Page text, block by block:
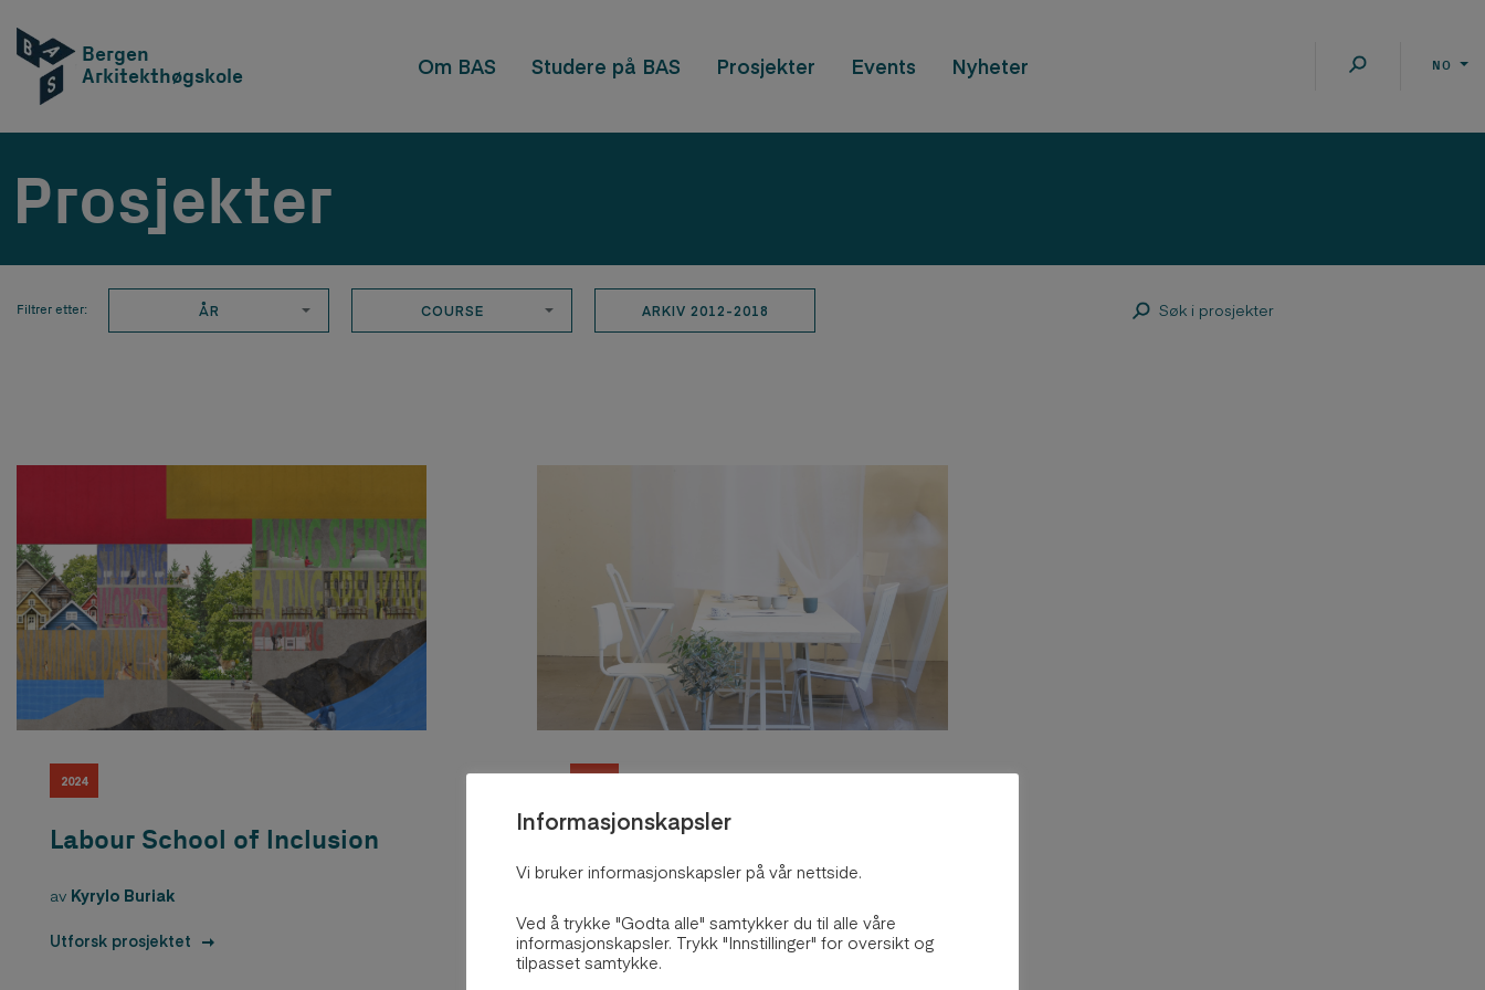
Bergen
Arkitekthøgskole
Om BAS Studere på BAS Prosjekter Events Nyheter NO
Prosjekter
Filtrer etter: ÅR COURSE ARKIV 2012-2018
2024
Labour School of lnclusion
av Kyrylo Buriak
Utforsk prosjektet
On the threshold
Utforsk prosjektet
Informasjonskapsler
Vi bruker informasjonskapsler på vår nettside.
Ved å trykke "Godta alle" samtykker du til alle våre
informasjonskapsler. Trykk "Innstillinger" for oversikt og
tilpasset samtykke.